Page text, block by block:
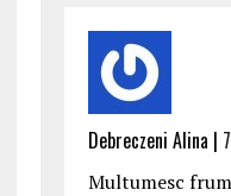
Debreczeni Alina |
Multumesc